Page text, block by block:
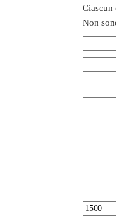
Ciascun
Non